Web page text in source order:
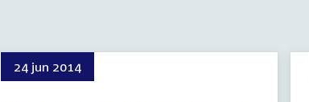
24 jun 2014